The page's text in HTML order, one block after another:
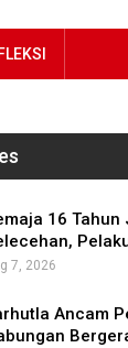
16 Tahun
7, 2026
Ancam